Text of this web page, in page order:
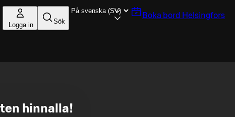
Logga in Sök
Boka bord Helsingfors
hinnalla!